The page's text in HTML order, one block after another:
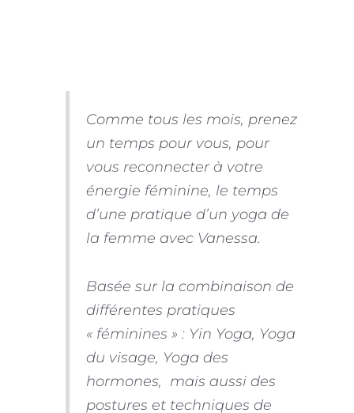
Comme tous les mois, prenez
un temps pour vous, pour
vous reconnecter à votre
énergie féminine, le temps
d’une pratique d’un yoga de
la femme avec Vanessa.
Basée sur la combinaison de
différentes pratiques
« féminines » : Yin Yoga, Yoga
du visage, Yoga des
hormones, mais aussi des
postures et techniques de